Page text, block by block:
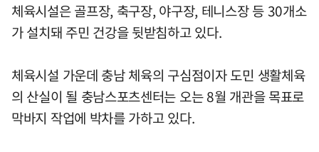
체육시설은 골프장, 축구장, 야구장, 테니스장 등 30개소
가 설치돼 주민 건강을 뒷받침하고 있다.
체육시설 가운데 충남 체육의 구심점이자 도민 생활체육
의 산실이 될 충남스포츠센터는 오는 8월 개관을 목표로
막바지 작업에 박차를 가하고 있다.